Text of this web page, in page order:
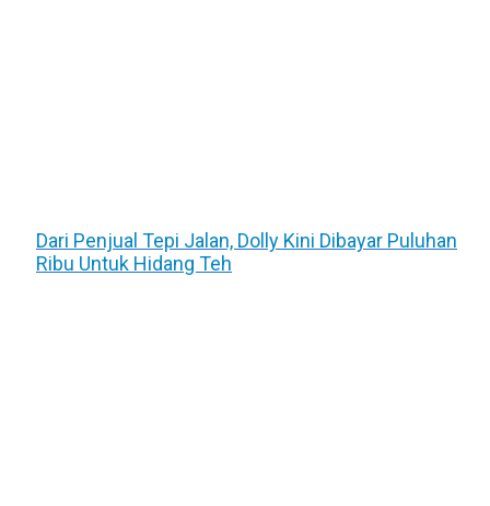
Dari Penjual Tepi Jalan, Dolly Kini Dibayar Puluhan
Ribu Untuk Hidang Teh